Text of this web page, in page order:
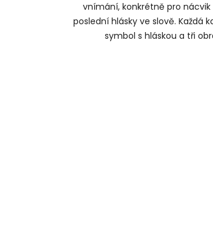
vnímání, konkrétně pro nácvik
poslední hlásky ve slově. Každá
symbol s hláskou a tři